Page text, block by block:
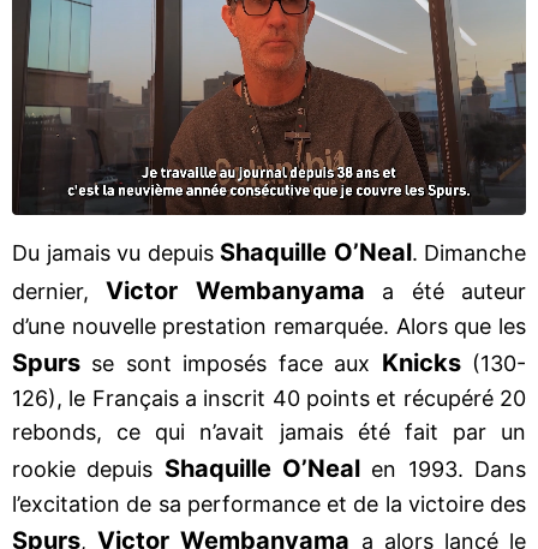
Du jamais vu depuis Shaquille O’Neal. Dimanche
dernier,Victor Wembanyama a été auteur
d’une nouvelle prestation remarquée. Alors que les
Spurs se sont imposés face aux Knicks(130-
126), le Français a inscrit 40 points et récupéré 20
rebonds, ce qui n’avait jamais été fait par un
rookie depuis Shaquille O’Neal en 1993. Dans
l’excitation de sa performance et de la victoire des
Spurs,Victor Wembanyama a alors lancé le